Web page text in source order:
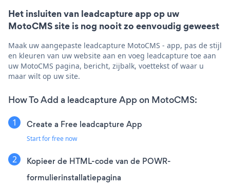
Het insluiten van leadcapture app op uw
MotoCMS site is nog nooit zo eenvoudig geweest
Maak uw aangepaste leadcapture MotoCMS - app, pas de stijl
en kleuren van uw website aan en voeg leadcapture toe aan
uw MotoCMS pagina, bericht, zijbalk, voettekst of waar u
maar wilt op uw site.
How To Add a leadcapture App on MotoCMS:
Create a Free leadcapture App
Start for free now
Kopieer de HTML-code van de POWR-
formulierinstallatiepagina